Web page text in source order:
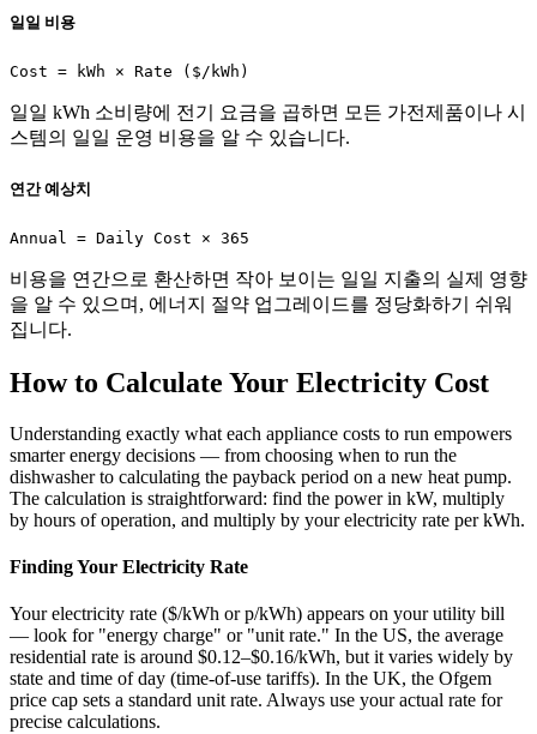
일일 비용
Cost = kWh × Rate ($/kWh)
일일 kWh 소비량에 전기 요금을 곱하면 모든 가전제품이나 시
스템의 일일 운영 비용을 알 수 있습니다.
연간 예상치
Annual = Daily Cost × 365
비용을 연간으로 환산하면 작아 보이는 일일 지출의 실제 영향
을 알 수 있으며, 에너지 절약 업그레이드를 정당화하기 쉬워
집니다.
How to Calculate Your Electricity Cost
Understanding exactly what each appliance costs to run empowers
smarter energy decisions — from choosing when to run the
dishwasher to calculating the payback period on a new heat pump.
The calculation is straightforward: find the power in kW, multiply
by hours of operation, and multiply by your electricity rate per kWh.
Finding Your Electricity Rate
Your electricity rate ($/kWh or p/kWh) appears on your utility bill
— look for "energy charge" or "unit rate." In the US, the average
residential rate is around $0.12–$0.16/kWh, but it varies widely by
state and time of day (time-of-use tariffs). In the UK, the Ofgem
price cap sets a standard unit rate. Always use your actual rate for
precise calculations.